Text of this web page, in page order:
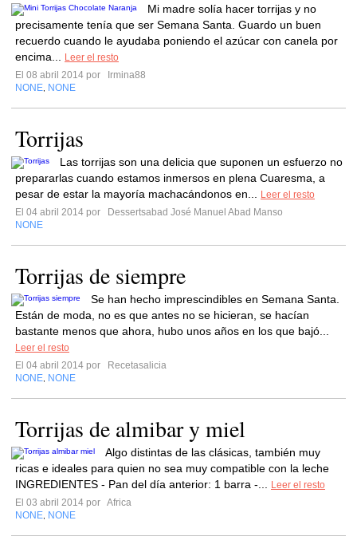
Mi madre solía hacer torrijas y no
precisamente tenía que ser Semana Santa. Guardo un buen
recuerdo cuando le ayudaba poniendo el azúcar con canela por
encima...
Leer el resto
El 08 abril 2014 por
Irmina88
NONE NONE
Torrijas
Las torrijas son una delicia que suponen un esfuerzo no
prepararlas cuando estamos inmersos en plena Cuaresma, a
pesar de estar la mayoría machacándonos en...
Leer el resto
El 04 abril 2014 por
Dessertsabad José Manuel Abad Manso
NONE
Torrijas de siempre
Se han hecho imprescindibles en Semana Santa.
Están de moda, no es que antes no se hicieran, se hacían
bastante menos que ahora, hubo unos años en los que bajó...
Leer el resto
El 04 abril 2014 por
Recetasalicia
NONE NONE
Torrijas de almibar y miel
Algo distintas de las clásicas, también muy
ricas e ideales para quien no sea muy compatible con la leche
INGREDIENTES - Pan del día anterior: 1 barra -...
Leer el resto
El 03 abril 2014 por Africa
NONE NONE